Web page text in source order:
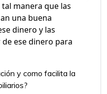
manera que las
una buena
dinero y las
ese dinero para
y como facilita la